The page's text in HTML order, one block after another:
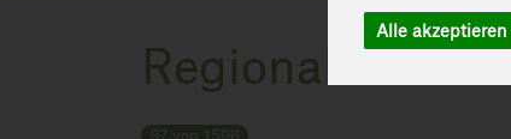
Alle akzeptieren
Regionales aus